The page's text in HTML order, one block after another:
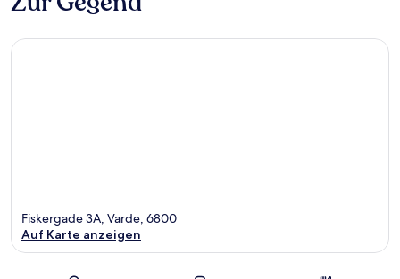
Fiskergade 3A, Varde, 6800
Auf Karte anzeigen